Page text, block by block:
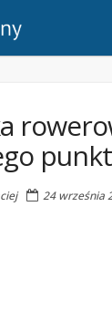
24 września